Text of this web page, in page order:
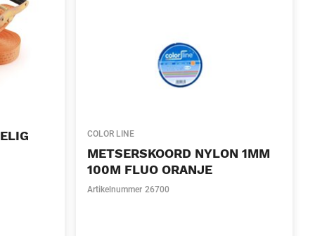
COLOR LINE
METSERSKOORD NYLON 1MM
100M FLUO ORANJE
Artikelnummer 26700